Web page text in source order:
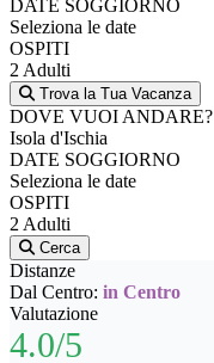
DATE SOGGIORNO
Seleziona le date
OSPITI
2 Adulti
Trova la Tua Vacanza
DOVE VUOI ANDARE?
Isola d'Ischia
DATE SOGGIORNO
Seleziona le date
OSPITI
2 Adulti
Cerca
Distanze
Dal Centro: in Centro
Valutazione
4.0/5